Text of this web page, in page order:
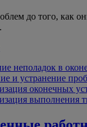
до того, как
неполадок в
и устранение
оконечных
выполнения